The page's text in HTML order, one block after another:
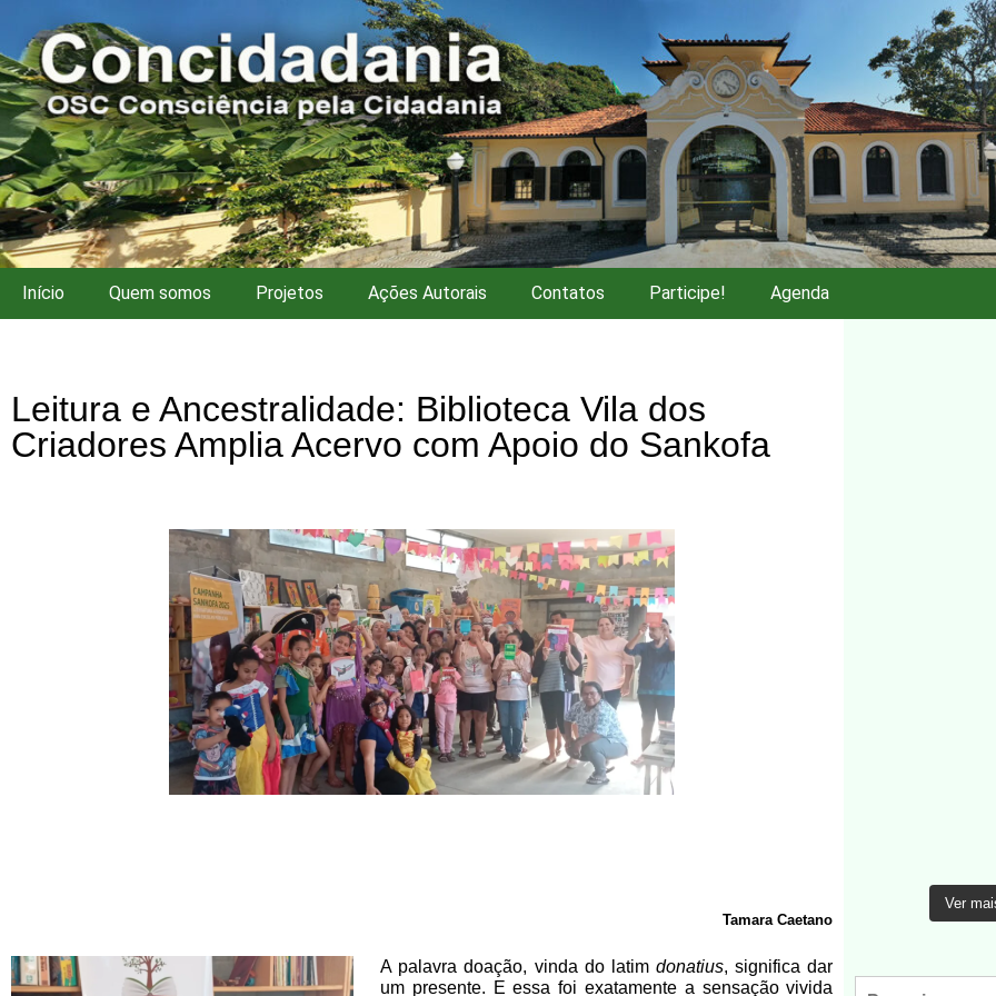
Início Quem somos Projetos Ações Autorais Contatos Participe! Agenda
Leitura e Ancestralidade: Biblioteca Vila dos
Criadores Amplia Acervo com Apoio do Sankofa
Tamara Caetano
A palavra doação, vinda do latimdonatius, significa dar
um presente. E essa foi exatamente a sensação vivida
Ver